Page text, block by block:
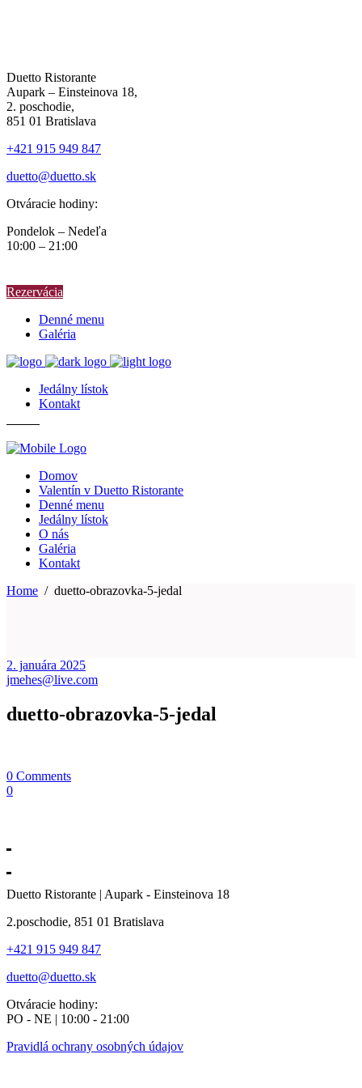
Duetto Ristorante
Aupark – Einsteinova 18,
2. poschodie,
851 01 Bratislava
+421 915 949 847
duetto@duetto.sk
Otváracie hodiny:
Pondelok – Nedeľa
10:00 – 21:00
Rezervácia
Denné menu
Galéria
Jedálny lístok
Kontakt
Domov
Valentín v Duetto Ristorante
Denné menu
Jedálny lístok
O nás
Galéria
Kontakt
Home / duetto-obrazovka-5-jedal
2. januára 2025
jmehes@live.com
duetto-obrazovka-5-jedal
0 Comments
0
Duetto Ristorante | Aupark - Einsteinova 18
2.poschodie, 851 01 Bratislava
+421 915 949 847
duetto@duetto.sk
Otváracie hodiny:
PO - NE | 10:00 - 21:00
Pravidlá ochrany osobných údajov